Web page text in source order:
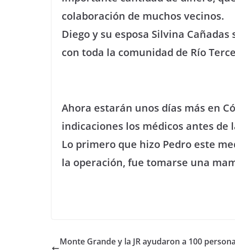
colaboración de muchos vecinos.
Diego y su esposa Silvina
con toda la comunidad de Río
Ahora estarán unos días más en
indicaciones los médicos antes de
Lo primero que hizo Pedro este
la operación, fue tomarse una
Monte Grande y la JR ayudaron a 100